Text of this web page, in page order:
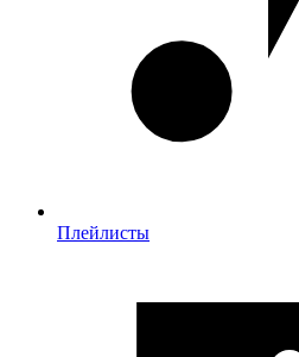
Плейлисты